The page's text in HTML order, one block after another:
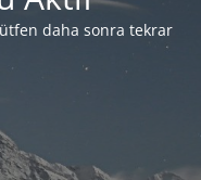
daha sonra tekrar